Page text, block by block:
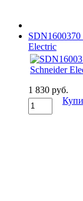
Electric
1 830 руб.